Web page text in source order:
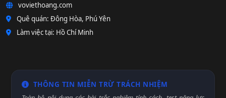
voviethoang.com
Quê quán: Đông Hòa, Phú Yên
Làm việc tại: Hồ Chí Minh
THÔNG TIN MIỄN TRỪ TRÁCH NHIỆM